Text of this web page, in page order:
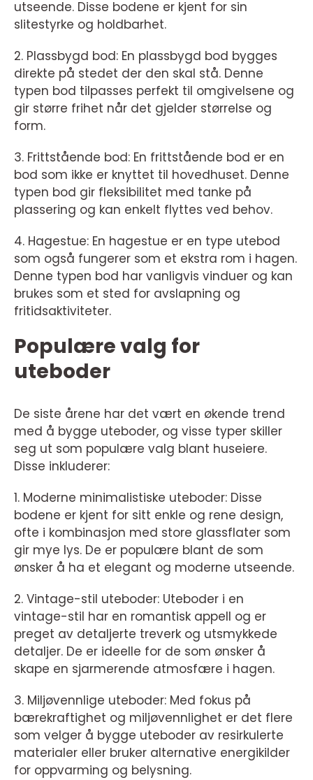
utseende. Disse bodene er kjent for sin
slitestyrke og holdbarhet.
2. Plassbygd bod: En plassbygd bod bygges
direkte på stedet der den skal stå. Denne
typen bod tilpasses perfekt til omgivelsene og
gir større frihet når det gjelder størrelse og
form.
3. Frittstående bod: En frittstående bod er en
bod som ikke er knyttet til hovedhuset. Denne
typen bod gir fleksibilitet med tanke på
plassering og kan enkelt flyttes ved behov.
4. Hagestue: En hagestue er en type utebod
som også fungerer som et ekstra rom i hagen.
Denne typen bod har vanligvis vinduer og kan
brukes som et sted for avslapning og
fritidsaktiviteter.
Populære valg for
uteboder
De siste årene har det vært en økende trend
med å bygge uteboder, og visse typer skiller
seg ut som populære valg blant huseiere.
Disse inkluderer:
1. Moderne minimalistiske uteboder: Disse
bodene er kjent for sitt enkle og rene design,
ofte i kombinasjon med store glassflater som
gir mye lys. De er populære blant de som
ønsker å ha et elegant og moderne utseende.
2. Vintage-stil uteboder: Uteboder i en
vintage-stil har en romantisk appell og er
preget av detaljerte treverk og utsmykkede
detaljer. De er ideelle for de som ønsker å
skape en sjarmerende atmosfære i hagen.
3. Miljøvennlige uteboder: Med fokus på
bærekraftighet og miljøvennlighet er det flere
som velger å bygge uteboder av resirkulerte
materialer eller bruker alternative energikilder
for oppvarming og belysning.